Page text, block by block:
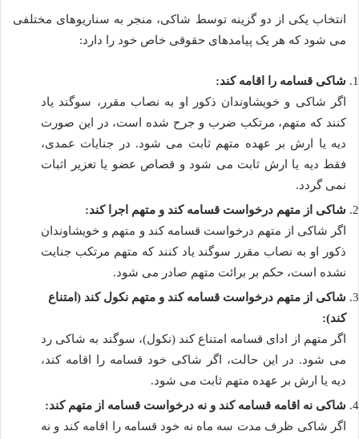
انتخاب یکی از دو گزینه توسط شاکی، منجر به سناریوهای مختلفی
می شود که هر یک پیامدهای حقوقی خاص خود را دارد:
شاکی قسامه را اقامه کند:
اگر شاکی و خویشاوندان ذکور او به نصاب مقرر، سوگند یاد
کنند که متهم، مرتکب ضرب و جرح شده است، در این صورت
دیه یا ارش بر عهده متهم ثابت می شود. در جنایات عمدی،
فقط دیه یا ارش ثابت می شود و قصاص عضو یا تعزیر اثبات
نمی گردد.
شاکی از متهم درخواست قسامه کند و متهم اجرا کند:
اگر شاکی از متهم درخواست قسامه کند و متهم و خویشاوندان
ذکور او به نصاب مقرر سوگند یاد کنند که متهم مرتکب جنایت
نشده است، حکم بر برائت متهم صادر می شود.
شاکی از متهم درخواست قسامه کند و متهم نکول کند (امتناع
کند):
اگر متهم از ادای قسامه امتناع کند (نکول)، سوگند به شاکی رد
می شود. در این حالت، اگر شاکی خود قسامه را اقامه کند،
دیه یا ارش بر عهده متهم ثابت می شود.
شاکی نه اقامه قسامه کند و نه درخواست قسامه از متهم کند:
اگر شاکی ظرف مدت سه ماه نه خود قسامه را اقامه کند و نه